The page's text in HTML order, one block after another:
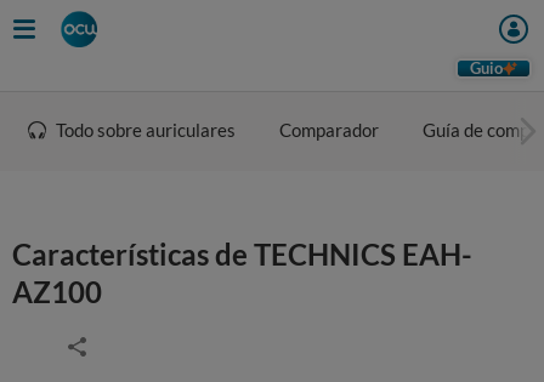
Guio
Todo sobre auriculares Comparador Guía de
Características de TECHNICS EAH-
AZ100